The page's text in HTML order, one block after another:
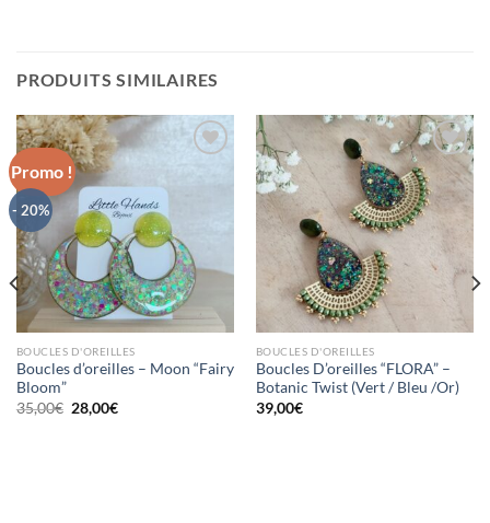
PRODUITS SIMILAIRES
Promo !
- 20%
BOUCLES D'OREILLES
Boucles d’oreilles – Moon “Fairy
Bloom”
35,00€ Le
prix
28,00€Le
Mettre
favoris
BOUCLES D'OREILLES
Boucles D’oreilles “FLORA” –
Botanic Twist (Vert / Bleu /Or)
39,00€